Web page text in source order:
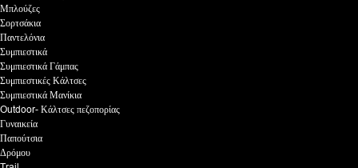
Μπλούζες
Σορτσάκια
Παντελόνια
Συμπιεστικά
Συμπιεστικά Γάμπας
Συμπιεστικές Κάλτσες
Συμπιεστικά Μανίκια
Outdoor- Κάλτσες πεζοπορίας
Γυναικεία
Παπούτσια
Δρόμου